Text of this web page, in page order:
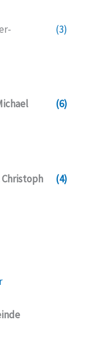
(3)
(6)
(4)